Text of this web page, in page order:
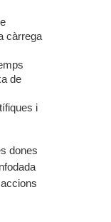
càrrega
de
i
dones